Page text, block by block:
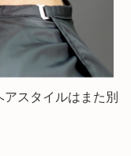
スタイルはまた別